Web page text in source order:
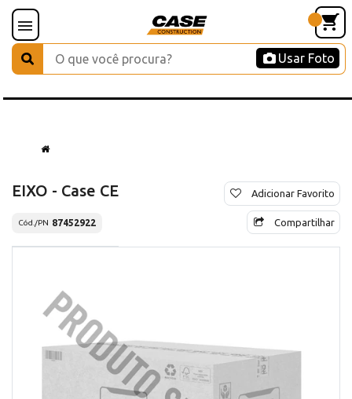
Usar Foto
EIXO - Case CE
Cód./PN 87452922
Adicionar Favorito
Compartilhar